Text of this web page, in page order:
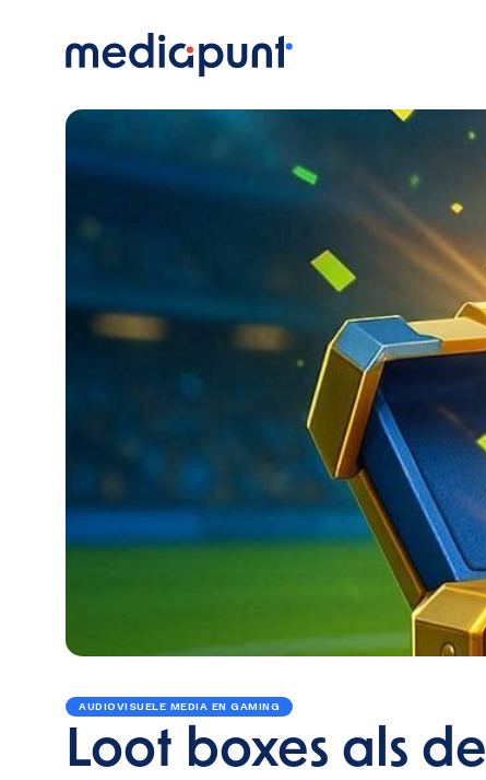
AUDIOVISUELE MEDIA EN GAMING
Loot boxes als